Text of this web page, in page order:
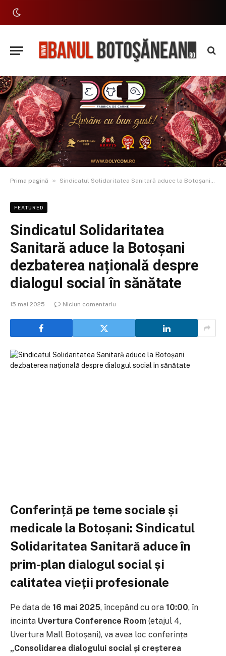
Prima pagină » Sindicatul Solidaritatea Sanitară aduce la Botoșani dezbaterea națională despre dialogul social în sănătate
FEATURED
Sindicatul Solidaritatea
Sanitară aduce la Botoșani
dezbaterea națională despre
dialogul social în sănătate
15 mai 2025 Niciun comentariu
Conferință pe teme sociale și
medicale la Botoșani: Sindicatul
Solidaritatea Sanitară aduce în
prim-plan dialogul social și
calitatea vieții profesionale
Pe data de 16 mai 2025, începând cu ora 10:00, în
incinta Uvertura Conference Room (etajul 4,
Uvertura Mall Botoșani), va avea loc conferința
„Consolidarea dialogului social și creșterea